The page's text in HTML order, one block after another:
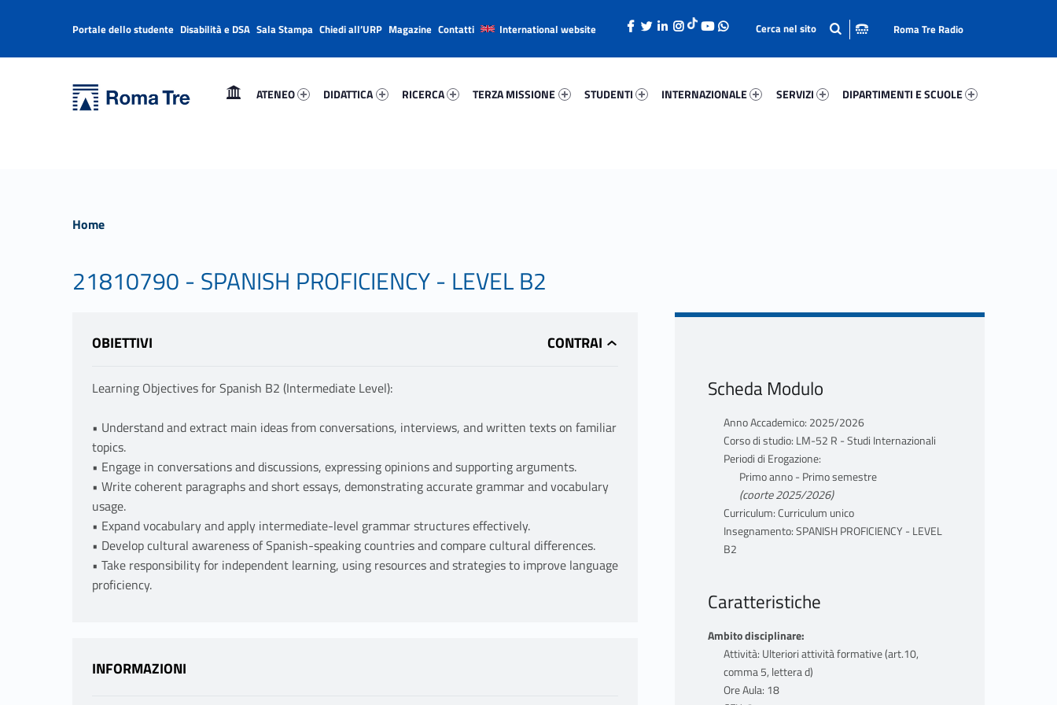
Università Roma Tre
ATENEO
DIDATTICA
RICERCA
TERZA MISSIONE
STUDENTI
INTERNAZIONALE
SERVIZI
DIPARTIMENTI E SCUOLE
Header info sidebar
Portale dello studente Disabilità e DSA Sala Stampa Chiedi all’URP Magazine Contatti International website Roma Tre Radio
Home
21810790 - SPANISH PROFICIENCY - LEVEL B2
OBIETTIVI
Learning Objectives for Spanish B2 (Intermediate Level):
• Understand and extract main ideas from conversations, interviews, and written texts on familiar
topics.
• Engage in conversations and discussions, expressing opinions and supporting arguments.
• Write coherent paragraphs and short essays, demonstrating accurate grammar and vocabulary
usage.
• Expand vocabulary and apply intermediate-level grammar structures effectively.
• Develop cultural awareness of Spanish-speaking countries and compare cultural differences.
• Take responsibility for independent learning, using resources and strategies to improve language
proficiency.
INFORMAZIONI
Scheda Modulo
Anno Accademico: 2025/2026
Corso di studio: LM-52 R - Studi Internazionali
Periodi di Erogazione:
Primo anno - Primo semestre
(coorte 2025/2026)
Curriculum: Curriculum unico
Insegnamento: SPANISH PROFICIENCY - LEVEL
B2
Caratteristiche
Ambito disciplinare:
Attività: Ulteriori attività formative (art.10,
comma 5, lettera d)
Ore Aula: 18